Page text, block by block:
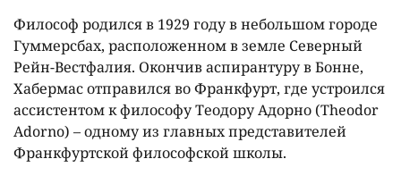
Философ родился в 1929 году в небольшом городе
Гуммерсбах, расположенном в земле Северный
Рейн-Вестфалия. Окончив аспирантуру в Бонне,
Хабермас отправился во Франкфурт, где устроился
ассистентом к философу Теодору Адорно (Theodor
Adorno) – одному из главных представителей
Франкфуртской философской школы.